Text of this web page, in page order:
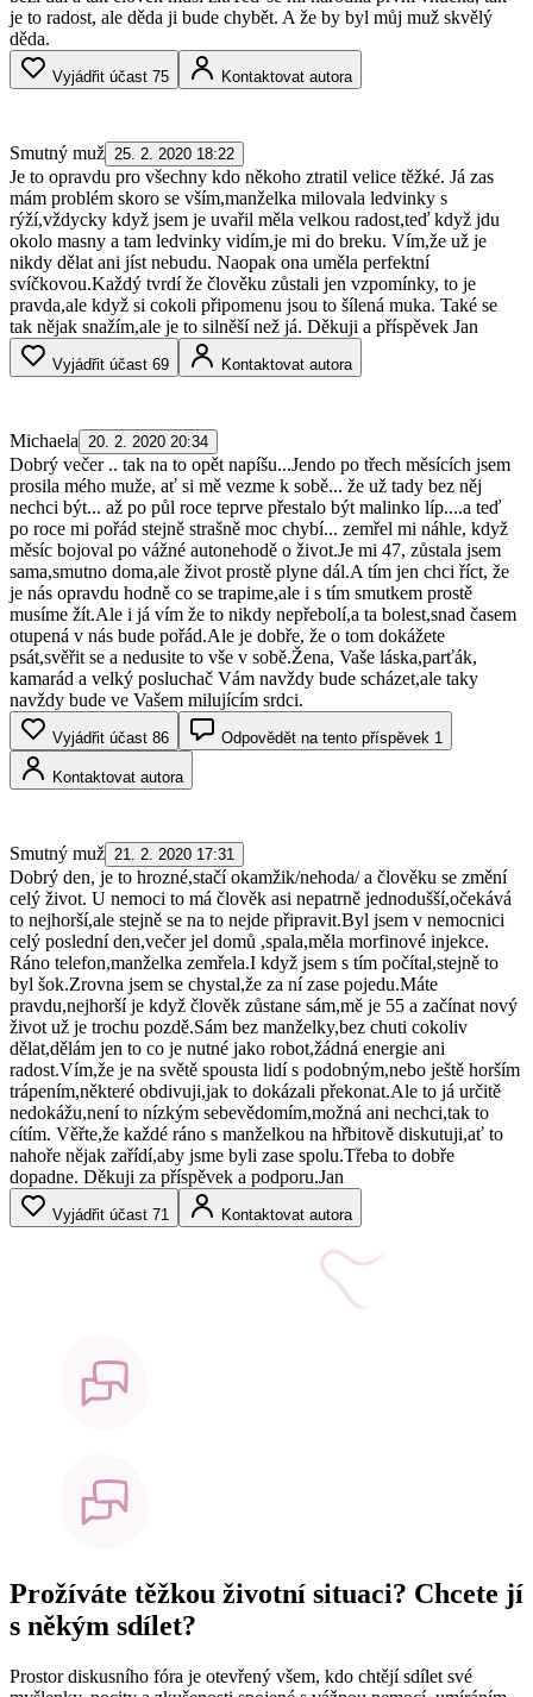
je to radost, ale děda ji bude chybět. A že by byl můj muž skvělý
děda.
Vyjádřit účast 75 Kontaktovat autora
Smutný muž 25. 2. 2020 18:22
Je to opravdu pro všechny kdo někoho ztratil velice těžké. Já zas
mám problém skoro se vším,manželka milovala ledvinky s
rýží,vždycky když jsem je uvařil měla velkou radost,teď když jdu
okolo masny a tam ledvinky vidím,je mi do breku. Vím,že už je
nikdy dělat ani jíst nebudu. Naopak ona uměla perfektní
svíčkovou.Každý tvrdí že člověku zůstali jen vzpomínky, to je
pravda,ale když si cokoli připomenu jsou to šílená muka. Také se
tak nějak snažím,ale je to silněší než já. Děkuji a příspěvek Jan
Vyjádřit účast 69 Kontaktovat autora
Michaela 20. 2. 2020 20:34
Dobrý večer .. tak na to opět napíšu...Jendo po třech měsících jsem
prosila mého muže, ať si mě vezme k sobě... že už tady bez něj
nechci být... až po půl roce teprve přestalo být malinko líp....a teď
po roce mi pořád stejně strašně moc chybí... zemřel mi náhle, když
měsíc bojoval po vážné autonehodě o život.Je mi 47, zůstala jsem
sama,smutno doma,ale život prostě plyne dál.A tím jen chci říct, že
je nás opravdu hodně co se trapime,ale i s tím smutkem prostě
musíme žít.Ale i já vím že to nikdy nepřebolí,a ta bolest,snad časem
otupená v nás bude pořád.Ale je dobře, že o tom dokážete
psát,svěřit se a nedusite to vše v sobě.Žena, Vaše láska,parťák,
kamarád a velký posluchač Vám navždy bude scházet,ale taky
navždy bude ve Vašem milujícím srdci.
Vyjádřit účast 86 Odpovědět na tento příspěvek 1
Kontaktovat autora
Smutný muž 21. 2. 2020 17:31
Dobrý den, je to hrozné,stačí okamžik/nehoda/ a člověku se změní
celý život. U nemoci to má člověk asi nepatrně jednodušší,očekává
to nejhorší,ale stejně se na to nejde připravit.Byl jsem v nemocnici
celý poslední den,večer jel domů ,spala,měla morfinové injekce.
Ráno telefon,manželka zemřela.I když jsem s tím počítal,stejně to
byl šok.Zrovna jsem se chystal,že za ní zase pojedu.Máte
pravdu,nejhorší je když člověk zůstane sám,mě je 55 a začínat nový
život už je trochu pozdě.Sám bez manželky,bez chuti cokoliv
dělat,dělám jen to co je nutné jako robot,žádná energie ani
radost.Vím,že je na světě spousta lidí s podobným,nebo ještě horším
trápením,některé obdivuji,jak to dokázali překonat.Ale to já určitě
nedokážu,není to nízkým sebevědomím,možná ani nechci,tak to
cítím. Věřte,že každé ráno s manželkou na hřbitově diskutuji,ať to
nahoře nějak zařídí,aby jsme byli zase spolu.Třeba to dobře
dopadne. Děkuji za příspěvek a podporu.Jan
Vyjádřit účast 71 Kontaktovat autora
Prožíváte těžkou životní situaci? Chcete jí
s někým sdílet?
Prostor diskusního fóra je otevřený všem, kdo chtějí sdílet své